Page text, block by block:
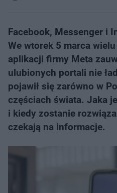
Facebook, Messenger i
We wtorek 5 marca
aplikacji firmy Meta
ulubionych portali nie
pojawił się zarówno w
częściach świata. Jaka
i kiedy zostanie
czekają na informacje.